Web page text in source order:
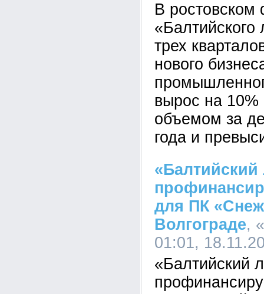
В
«Балтийского
трех
нового
вырос на
объемом за
года и
для ПК
Волгограде,
01:01,
«Балтийский